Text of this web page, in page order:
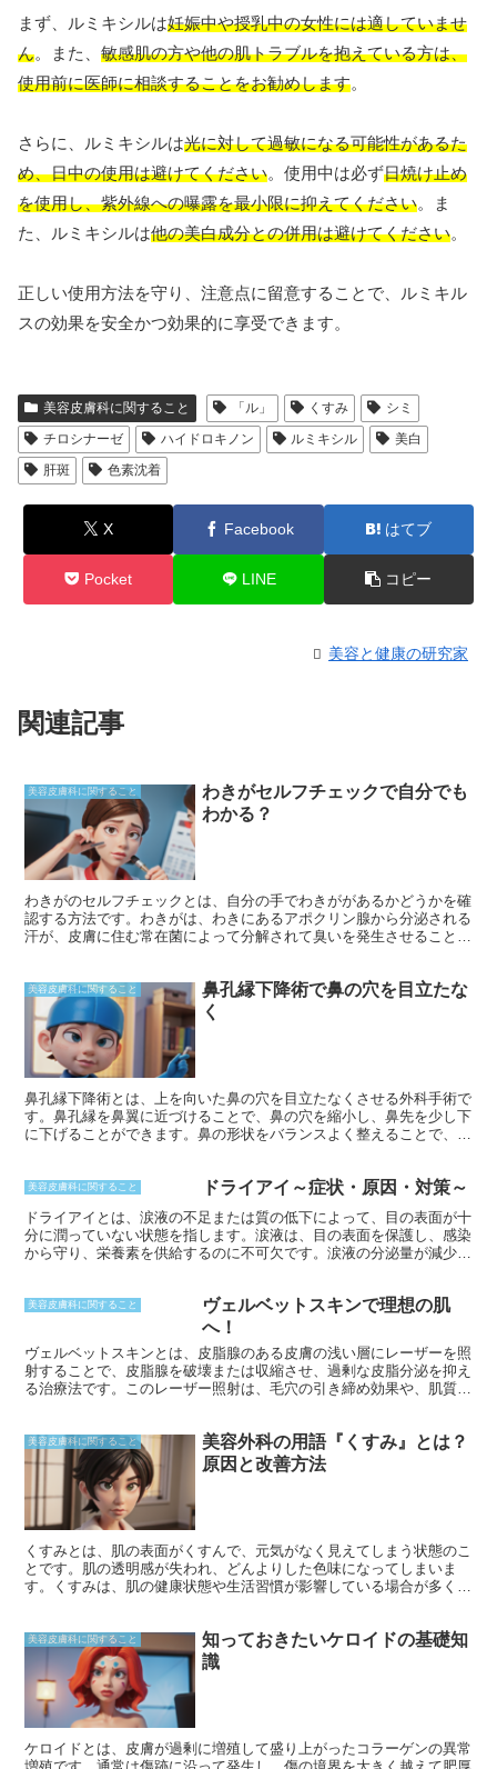
まず、ルミキシルは妊娠中や授乳中の女性には適していませ
ん。また、 敏感肌の方や他の肌トラブルを抱えている方は、
使用前に医師に相談することをお勧めします。
さらに、ルミキシルは光に対して過敏になる可能性があるた
め、日中の使用は避けてください。使用中は必ず日焼け止め
を使用し、紫外線への曝露を最小限に抑えてください。ま
た、ルミキシルは他の美白成分との併用は避けてください。
正しい使用方法を守り、注意点に留意することで、ルミキル
スの効果を安全かつ効果的に享受できます。
美容皮膚科に関すること 「ル」 くすみ
シミ
チロシナーゼ
ハイドロキノン ルミキシル
美白
肝斑
色素沈着
X Facebook はてブ
Pocket LINE コピー
美容と健康の研究家
関連記事
美容皮膚科に関すること
わきがセルフチェックで自分でも
わかる？
わきがのセルフチェックとは、自分の手でわきががあるかどうかを確
認する方法です。わきがは、わきにあるアポクリン腺から分泌される
汗が、皮膚に住む常在菌によって分解されて臭いを発生させることで
美容皮膚科に関すること
鼻孔縁下降術で鼻の穴を目立たな
く
鼻孔縁下降術とは、上を向いた鼻の穴を目立たなくさせる外科手術で
す。鼻孔縁を鼻翼に近づけることで、鼻の穴を縮小し、鼻先を少し下
に下げることができます。鼻の形状をバランスよく整えることで、よ
美容皮膚科に関すること ドライアイ～症状・原因・対策～
ドライアイとは、涙液の不足または質の低下によって、目の表面が十
分に潤っていない状態を指します。涙液は、目の表面を保護し、感染
から守り、栄養素を供給するのに不可欠です。涙液の分泌量が減少し
現れます。
美容皮膚科に関すること
ヴェルベットスキンで理想の肌
へ！
ヴェルベットスキンとは、皮脂腺のある皮膚の浅い層にレーザーを照
射することで、皮脂腺を破壊または収縮させ、過剰な皮脂分泌を抑え
る治療法です。このレーザー照射は、毛穴の引き締め効果や、肌質改
ら皮脂分泌をコントロールします。これにより、肌に負担をかけずに
効果的に皮脂のバランスを整えることができます。
美容皮膚科に関すること
美容外科の用語『くすみ』とは？
原因と改善方法
くすみとは、肌の表面がくすんで、元気がなく見えてしまう状態のこ
とです。肌の透明感が失われ、どんよりした色味になってしまいま
す。くすみは、肌の健康状態や生活習慣が影響している場合が多く、
美容皮膚科に関すること
知っておきたいケロイドの基礎知
識
ケロイドとは、皮膚が過剰に増殖して盛り上がったコラーゲンの異常